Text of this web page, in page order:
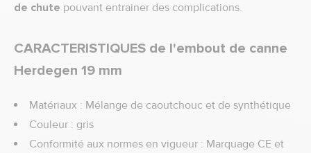
de chute pouvant entrainer des complications.
CARACTERISTIQUES de l'embout de canne
Herdegen 19 mm
Matériaux : Mélange de caoutchouc et de synthétique
Couleur : gris
Conformité aux normes en vigueur : Marquage CE et